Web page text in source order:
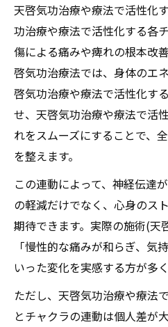
天啓気功治療や療法で活性化
功治療や療法で活性化する各
傷による痛みや痺れの根本改
啓気功治療法では、身体のエ
啓気功治療や療法で活性化す
せ、天啓気功治療や療法で活
れをスムーズにすることで、
を整えます。
この連動によって、神経伝達
の軽減だけでなく、心身のス
期待できます。実際の施術(天
「慢性的な痛みが和らぎ、気
いった変化を実感する方が多
ただし、天啓気功治療や療法
とチャクラの連動は個人差が